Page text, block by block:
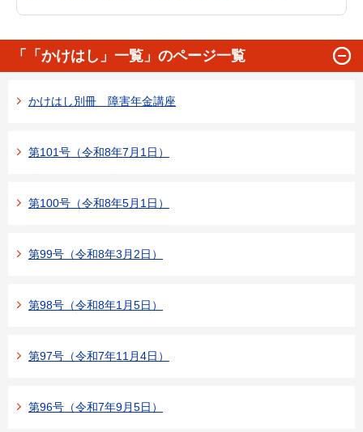
「「かけはし」一覧」のページ一覧
かけはし別冊 障害年金講座
第101号（令和8年7月1日）
第100号（令和8年5月1日）
第99号（令和8年3月2日）
第98号（令和8年1月5日）
第97号（令和7年11月4日）
第96号（令和7年9月5日）